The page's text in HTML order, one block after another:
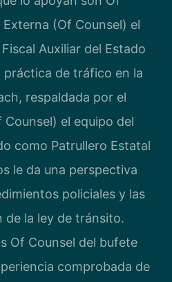
(Of Counsel) el
Auxiliar del Estado
práctica de tráfico en la
respaldada por el
el equipo del
como Patrullero Estatal
le da una perspectiva
policiales y las
de la ley de tránsito.
Of Counsel del bufete
comprobada de